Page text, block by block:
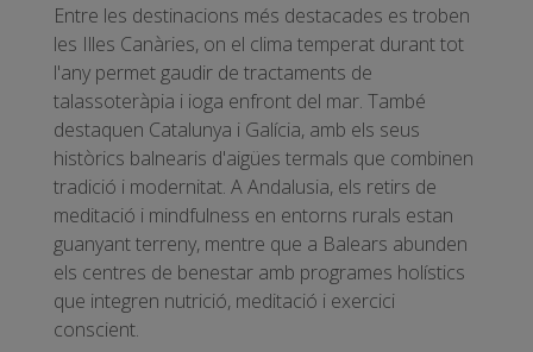
Entre les destinacions més destacades es troben
les Illes Canàries, on el clima temperat durant tot
l'any permet gaudir de tractaments de
talassoteràpia i ioga enfront del mar. També
destaquen Catalunya i Galícia, amb els seus
històrics balnearis d'aigües termals que combinen
tradició i modernitat. A Andalusia, els retirs de
meditació i mindfulness en entorns rurals estan
guanyant terreny, mentre que a Balears abunden
els centres de benestar amb programes holístics
que integren nutrició, meditació i exercici
conscient.